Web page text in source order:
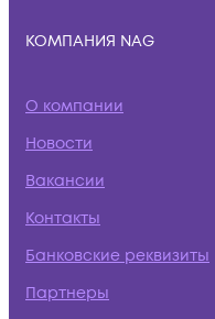
КОМПАНИЯ NAG
О компании
Новости
Вакансии
Контакты
Банковские реквизиты
Партнеры